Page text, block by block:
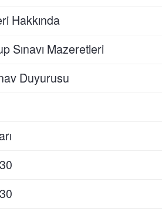
Hakkında
Sınavı Mazeretleri
Duyurusu